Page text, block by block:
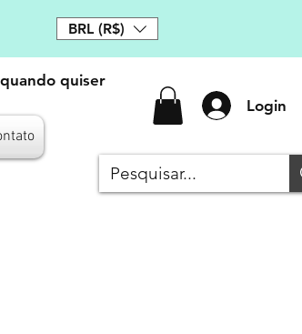
BRL (R$)
quiser
Login